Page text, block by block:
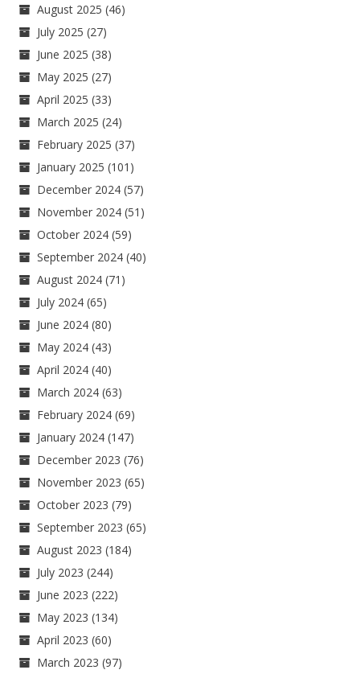
August 2025 (46)
July 2025 (27)
June 2025 (38)
May 2025 (27)
April 2025 (33)
March 2025 (24)
February 2025 (37)
January 2025 (101)
December 2024 (57)
November 2024 (51)
October 2024 (59)
September 2024 (40)
August 2024 (71)
July 2024 (65)
June 2024 (80)
May 2024 (43)
April 2024 (40)
March 2024 (63)
February 2024 (69)
January 2024 (147)
December 2023 (76)
November 2023 (65)
October 2023 (79)
September 2023 (65)
August 2023 (184)
July 2023 (244)
June 2023 (222)
May 2023 (134)
April 2023 (60)
March 2023 (97)